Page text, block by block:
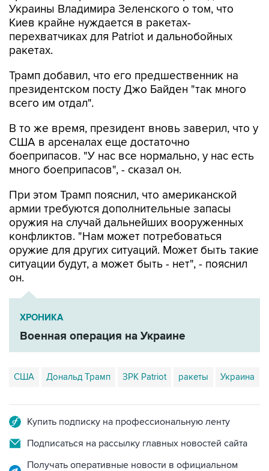
перехватчиках для Patriot и дальнобойных
ракетах.
Трамп добавил, что его предшественник на
всего им отдал".
В то же время, президент вновь заверил, что у
боеприпасов. "У нас все нормально, у нас есть
много боеприпасов", - сказал он.
При этом Трамп пояснил, что американской
оружия на случай дальнейших вооруженных
конфликтов. "Нам может потребоваться
оружие для других ситуаций. Может быть такие
ситуации будут, а может быть - нет", - пояснил
он.
ХРОНИКА
Военная операция на Украине
США Дональд Трамп ЗРК Patriot ракеты Украина
Подписаться на рассылку главных новостей сайта
Получать оперативные новости в официальном
канале